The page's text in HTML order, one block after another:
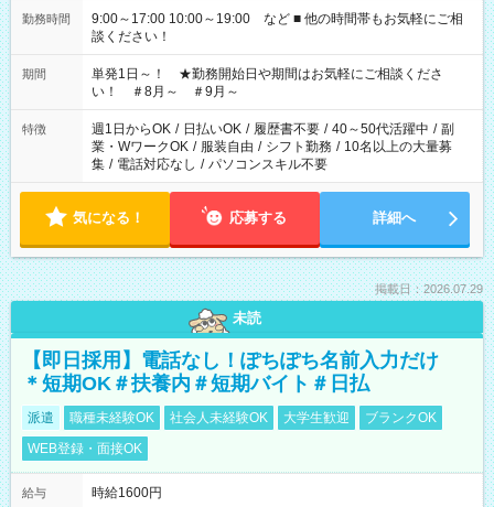
勤務時間
9:00～17:00 10:00～19:00 など ■ 他の時間帯もお気軽にご相
談ください！
期間
単発1日～！ ★勤務開始日や期間はお気軽にご相談くださ
い！ ＃8月～ ＃9月～
特徴 週1日からOK / 日払いOK / 履歴書不要 / 40～50代活躍中 / 副
業・WワークOK / 服装自由 / シフト勤務 / 10名以上の大量募
集 / 電話対応なし / パソコンスキル不要
気になる！ 応募する 詳細へ
掲載日：2026.07.29
未読
【即日採用】電話なし！ぽちぽち名前入力だけ
＊短期OK＃扶養内＃短期バイト＃日払
派遣 職種未経験OK 社会人未経験OK 大学生歓迎
ブランクOK
WEB登録・面接OK
給与 時給1600円